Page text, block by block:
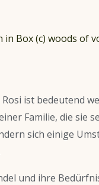
Rosi ist bedeutend
Familie, die sie
sich einige
und ihre